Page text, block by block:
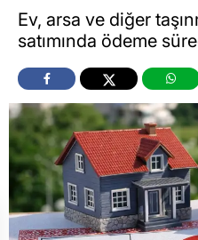
Ev, arsa ve diğer
satımında ödeme